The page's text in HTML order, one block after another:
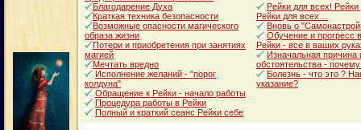
Благодарение Духа
Краткая техника безопасности
Возможные опасности магического
образа жизни
Потери и приобретения при занятиях
магией
Мечтать вредно
Исполнение желаний - "порог
колдуна"
Обращение к Рейки - начало работы
Процедура работы в Рейки
Полный и краткий сеанс Рейки себе
Рейки для всех!
Рейки для всех…
Вновь о
Обучение и прогресс
Рейки - все в ваших
Изначальная
обстоятельства -
Болезнь - что это ?
указание?